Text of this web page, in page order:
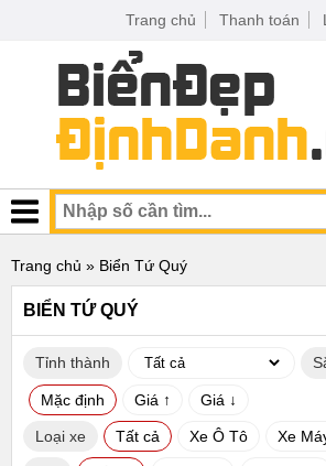
Trang chủ Thanh toán
Trang chủ » Biển Tứ Quý
BIỂN TỨ QUÝ
Tỉnh thành
Mặc định Giá ↑ Giá ↓
Loại xe Tất cả Xe Ô Tô Xe